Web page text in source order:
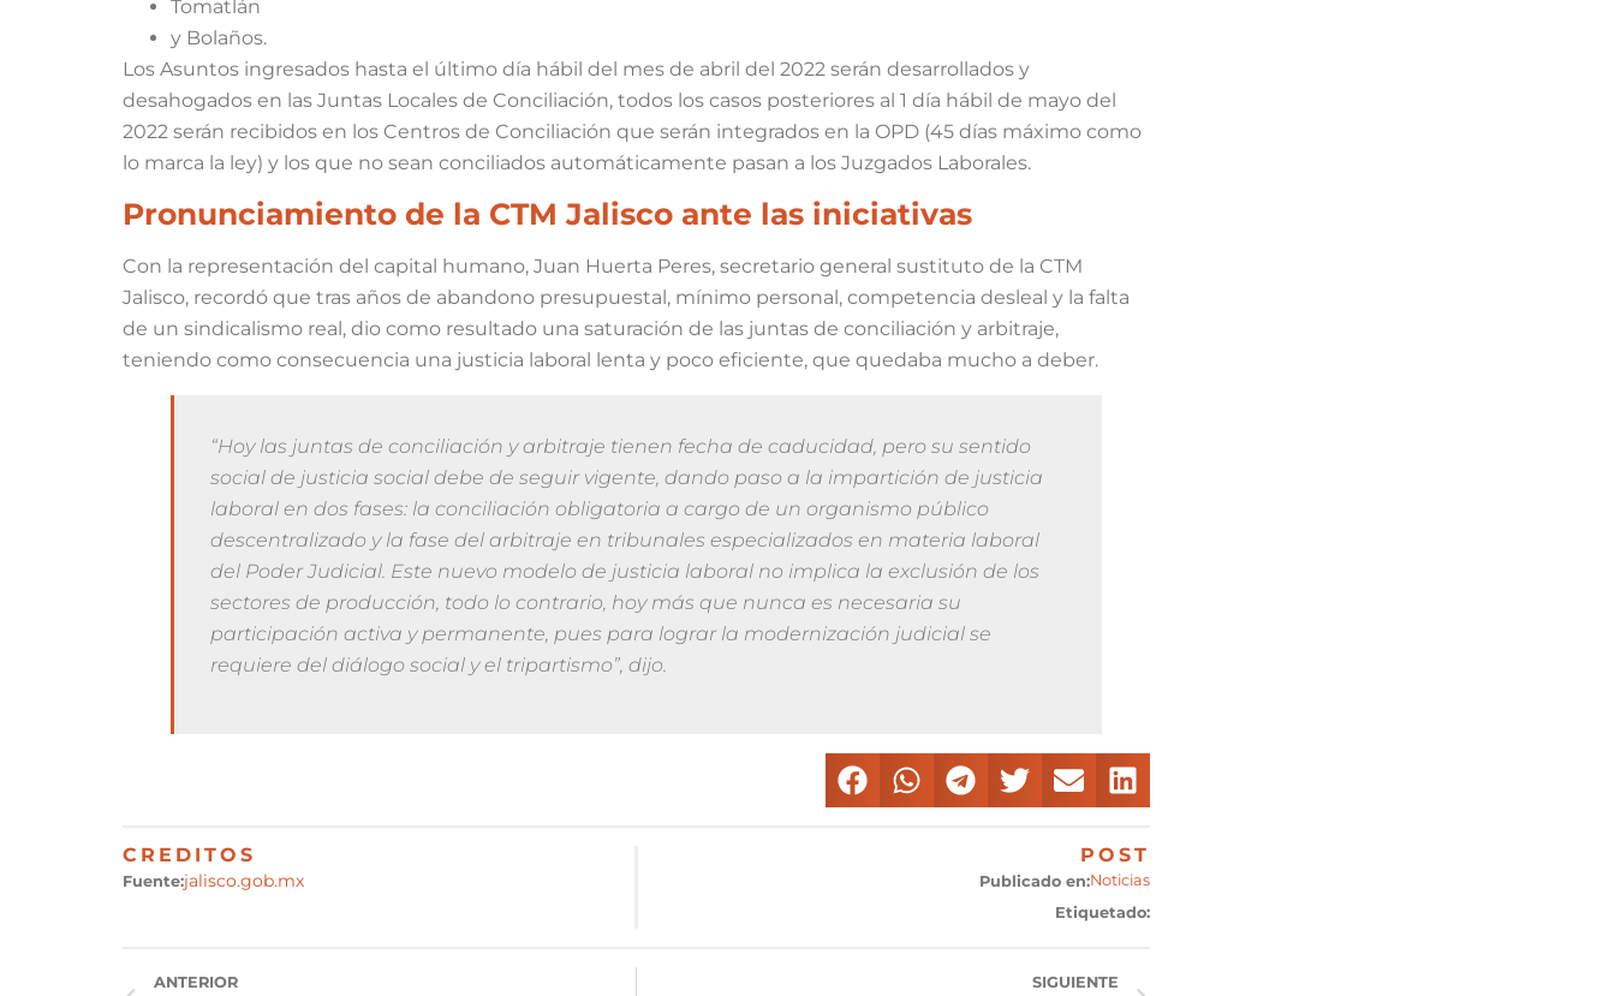
Tomatlán
y Bolaños.
Los Asuntos ingresados hasta el último día hábil del mes de abril del 2022 serán desarrollados y
desahogados en las Juntas Locales de Conciliación, todos los casos posteriores al 1 día hábil de mayo del
2022 serán recibidos en los Centros de Conciliación que serán integrados en la OPD (45 días máximo como
lo marca la ley) y los que no sean conciliados automáticamente pasan a los Juzgados Laborales.
Pronunciamiento de la CTM Jalisco ante las iniciativas
Con la representación del capital humano, Juan Huerta Peres, secretario general sustituto de la CTM
Jalisco, recordó que tras años de abandono presupuestal, mínimo personal, competencia desleal y la falta
de un sindicalismo real, dio como resultado una saturación de las juntas de conciliación y arbitraje,
teniendo como consecuencia una justicia laboral lenta y poco eficiente, que quedaba mucho a deber.
“Hoy las juntas de conciliación y arbitraje tienen fecha de caducidad, pero su sentido
social de justicia social debe de seguir vigente, dando paso a la impartición de justicia
laboral en dos fases: la conciliación obligatoria a cargo de un organismo público
descentralizado y la fase del arbitraje en tribunales especializados en materia laboral
del Poder Judicial. Este nuevo modelo de justicia laboral no implica la exclusión de los
sectores de producción, todo lo contrario, hoy más que nunca es necesaria su
participación activa y permanente, pues para lograr la modernización judicial se
requiere del diálogo social y el tripartismo”, dijo.
CREDITOS
Fuente:jalisco.gob.mx
POST
Publicado en:Noticias
Etiquetado:
ANTERIOR SIGUIENTE